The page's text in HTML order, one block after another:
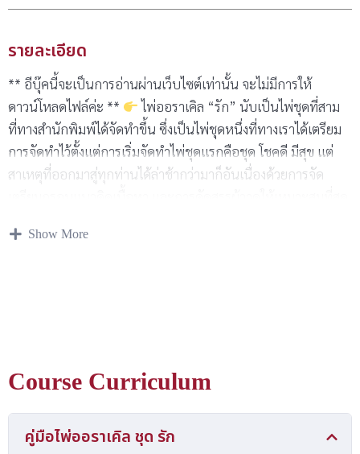
รายละเอียด
** อีบุ๊คนี้จะเป็นการอ่านผ่านเว็บไซต์เท่านั้น จะไม่มีการให้
ดาวน์โหลดไฟล์ค่ะ **
ไพ่ออราเคิล “รัก” นับเป็นไพ่ชุดที่สาม
ที่ทางสำนักพิมพ์ได้จัดทำขึ้น ซึ่งเป็นไพ่ชุดหนึ่งที่ทางเราได้เตรียม
การจัดทำไว้ตั้งแต่การเริ่มจัดทำไพ่ชุดแรกคือชุด โชคดี มีสุข แต่
สาเหตุที่ออกมาสู่ทุกท่านได้ล่าช้ากว่ามาก็อันเนื่องด้วยการจัด
ประกอบกับการวาดเส้นลงสีของศิลปินผู้วาดที่ได้มีการทดลองและ
ทำไพ่เช่นเคย ทัั้งด้วยความรู้ความชำนาญในการกำกับศิลป์ การ
ทำไพ่ การใช้ชีวิตในแวดวงการพยากรณ์ ทั้งประสบการณ์ในการ
Show More
Course Curriculum
คู่มือไพ่ออราเคิล ชุด รัก